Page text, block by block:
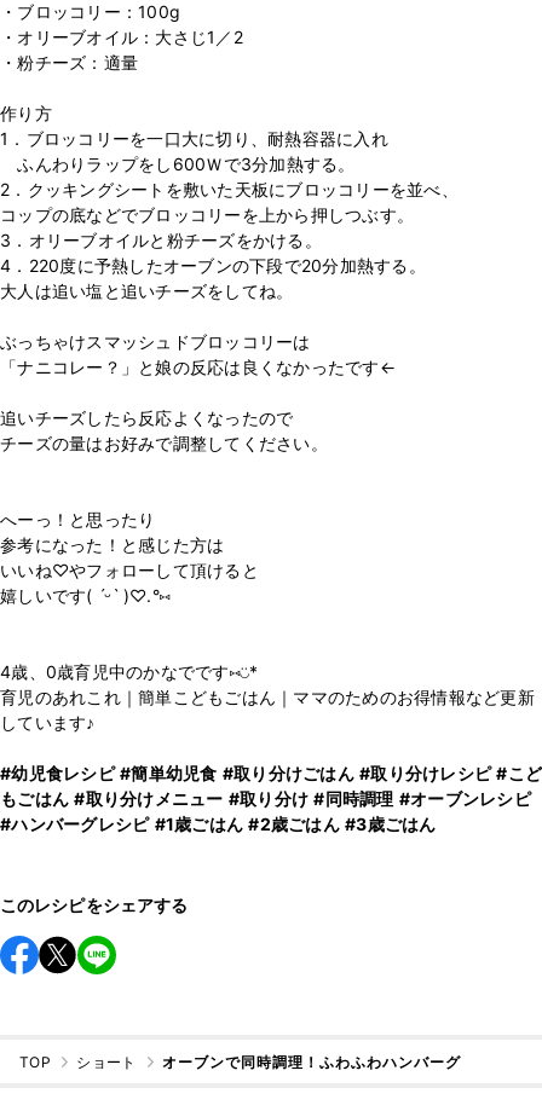
・ブロッコリー：100g
・オリーブオイル：大さじ1／2
・粉チーズ：適量
作り方
1．ブロッコリーを一口大に切り、耐熱容器に入れ
ふんわりラップをし600Ｗで3分加熱する。
2．クッキングシートを敷いた天板にブロッコリーを並べ、
コップの底などでブロッコリーを上から押しつぶす。
3．オリーブオイルと粉チーズをかける。
4．220度に予熱したオーブンの下段で20分加熱する。
大人は追い塩と追いチーズをしてね。
ぶっちゃけスマッシュドブロッコリーは
「ナニコレー？」と娘の反応は良くなかったです←
追いチーズしたら反応よくなったので
チーズの量はお好みで調整してください。
へーっ！と思ったり
参考になった！と感じた方は
いいね♡やフォローして頂けると
嬉しいです( ˊᵕˋ )♡.°⑅
4歳、0歳育児中のかなでです⑅◡̈*
育児のあれこれ｜簡単こどもごはん｜ママのためのお得情報など更新
しています♪
#幼児食レシピ #簡単幼児食 #取り分けごはん #取り分けレシピ #こど
もごはん #取り分けメニュー #取り分け #同時調理 #オーブンレシピ
#ハンバーグレシピ #1歳ごはん #2歳ごはん #3歳ごはん
このレシピをシェアする
TOP ショート オーブンで同時調理！ふわふわハンバーグ